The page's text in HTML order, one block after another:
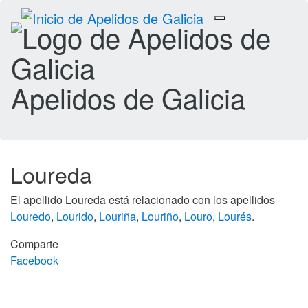
Toggle
navigation
Apelidos de Galicia
Loureda
El apellido Loureda está relacionado con los apellidos
Louredo, Lourido, Louriña, Louriño, Louro, Lourés.
Comparte
Facebook